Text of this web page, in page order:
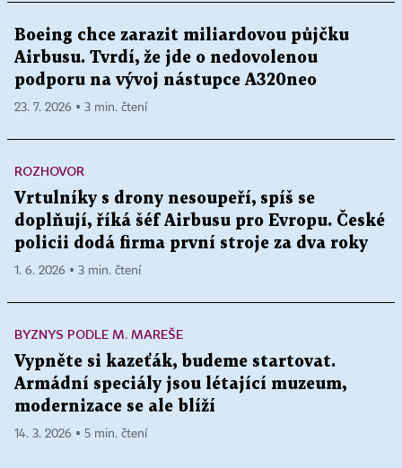
Boeing chce zarazit miliardovou půjčku
Airbusu. Tvrdí, že jde o nedovolenou
podporu na vývoj nástupce A320neo
23. 7. 2026 ▪ 3 min. čtení
ROZHOVOR
Vrtulníky s drony nesoupeří, spíš se
doplňují, říká šéf Airbusu pro Evropu. České
policii dodá firma první stroje za dva roky
1. 6. 2026 ▪ 3 min. čtení
BYZNYS PODLE M. MAREŠE
Vypněte si kazeťák, budeme startovat.
Armádní speciály jsou létající muzeum,
modernizace se ale blíží
14. 3. 2026 ▪ 5 min. čtení